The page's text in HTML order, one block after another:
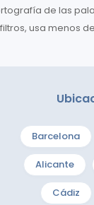
de las
usa menos
Barcelona
Alicante
Cádiz